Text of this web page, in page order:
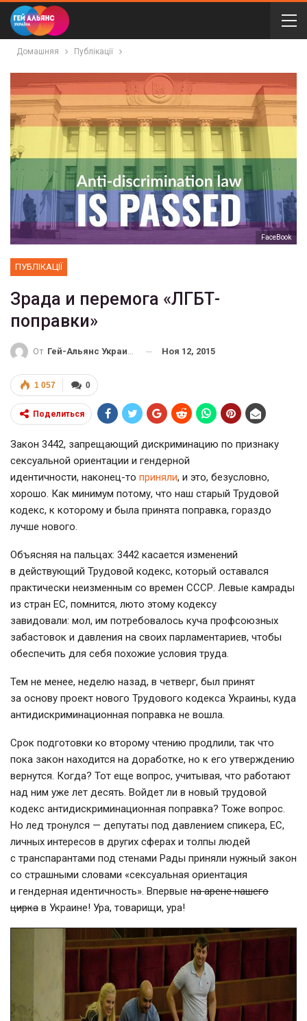
Домашняя Публікації
FaceBook
ПУБЛІКАЦІЇ
Зрада и перемога «ЛГБТ-
поправки»
От Гей-Альянс Украина Ноя 12, 2015
0
1 057
Поделиться
Закон 3442, запрещающий дискриминацию по признаку
сексуальной ориентации и гендерной
идентичности, наконец-то приняли, и это, безусловно,
хорошо. Как минимум потому, что наш старый Трудовой
кодекс, к которому и была принята поправка, гораздо
лучше нового.
Объясняя на пальцах: 3442 касается изменений
в действующий Трудовой кодекс, который оставался
практически неизменным со времен СССР. Левые камрады
из стран ЕС, помнится, люто этому кодексу
завидовали: мол, им потребовалось куча профсоюзных
забастовок и давления на своих парламентариев, чтобы
обеспечить для себя похожие условия труда.
Тем не менее, неделю назад, в четверг, был принят
за основу проект нового Трудового кодекса Украины, куда
антидискриминационная поправка не вошла.
Срок подготовки ко второму чтению продлили, так что
пока закон находится на доработке, но к его утверждению
вернутся. Когда? Тот еще вопрос, учитывая, что работают
над ним уже лет десять. Войдет ли в новый трудовой
кодекс антидискриминационная поправка? Тоже вопрос.
Но лед тронулся — депутаты под давлением спикера, ЕС,
личных интересов в других сферах и толпы людей
с транспарантами под стенами Рады приняли нужный закон
со страшными словами «сексуальная ориентация
и гендерная идентичность». Впервые на арене нашего
цирка в Украине! Ура, товарищи, ура!